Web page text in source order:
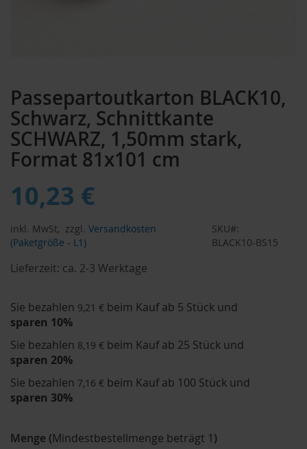
Passepartoutkarton BLACK10,
Schwarz, Schnittkante
SCHWARZ, 1,50mm stark,
Format 81x101 cm
10,23 €
inkl. MwSt, zzgl. Versandkosten
(Paketgröße - L1)
SKU
BLACK10-BS15
Lieferzeit: ca. 2-3 Werktage
Sie bezahlen 9,21 € beim Kauf ab 5 Stück und
sparen 10%
Sie bezahlen 8,19 € beim Kauf ab 25 Stück und
sparen 20%
Sie bezahlen 7,16 € beim Kauf ab 100 Stück und
sparen 30%
Menge (Mindestbestellmenge beträgt 1)
der
Bildergalerie
springen